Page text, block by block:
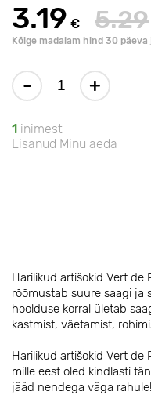
3.19 € 5.29
Kõige madalam hind 30 päeva
- +
1 inimest
Lisanud Minu aeda
Harilikud artišokid Vert de
rõõmustab suure saagi ja
hoolduse korral ületab
kastmist, väetamist,
Harilikud artišokid Vert de
mille eest oled kindlasti
jääd nendega väga rahule!